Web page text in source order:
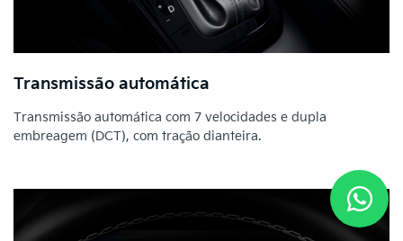
Transmissão automática
Transmissão automática com 7 velocidades e dupla
embreagem (DCT), com tração dianteira.